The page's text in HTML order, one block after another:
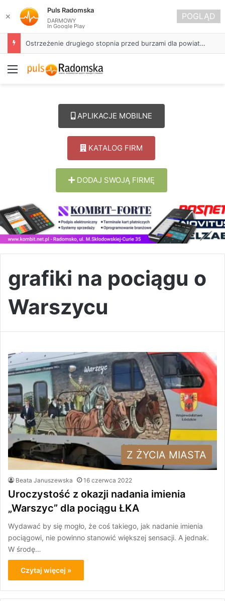
Ostrzeżenie drugiego stopnia przed burzami dla powiatu radomszczańskiego
Menu
APLIKACJE MOBILNE
KATALOG FIRM
DODAJ SWOJĄ FIRMĘ
grafiki na pociągu o
Warszycu
Z ŻYCIA MIASTA
Beata Januszewska 16 czerwca 2022
Uroczystość z okazji nadania imienia
„Warszyc” dla pociągu ŁKA
Wydawać by się mogło, że coś takiego, jak nadanie imienia
pociągowi, nie powinno stanowić większej sensacji. A jednak.
W środę…
Czytaj więcej »
✕
Puls Radomska
DARMOWY
In Google Play
POGLĄD